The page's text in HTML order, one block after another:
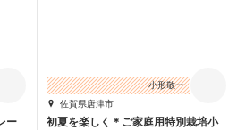
ー
小形敬一
佐賀県唐津市
初夏を楽しく＊ご家庭用特別栽培小